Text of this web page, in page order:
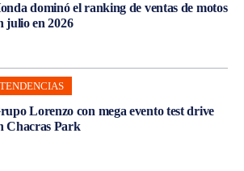
dominó el ranking de ventas de motos
julio en 2026
TENDENCIAS
Lorenzo con mega evento test drive
Chacras Park